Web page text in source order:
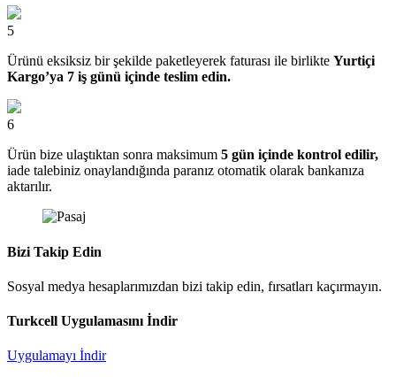
5
Ürünü eksiksiz bir şekilde paketleyerek faturası ile birlikte Yurtiçi
Kargo’ya 7 iş günü içinde teslim edin.
6
Ürün bize ulaştıktan sonra maksimum 5 gün içinde kontrol edilir,
iade talebiniz onaylandığında paranız otomatik olarak bankanıza
aktarılır.
Bizi Takip Edin
Sosyal medya hesaplarımızdan bizi takip edin, fırsatları kaçırmayın.
Turkcell Uygulamasını İndir
Uygulamayı İndir